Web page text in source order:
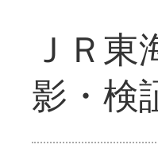
ＪＲ
影・検